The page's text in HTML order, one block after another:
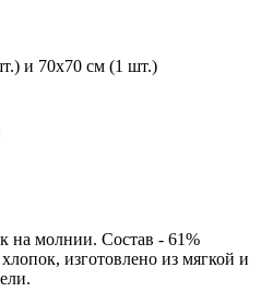
и 70х70 см (1 шт.)
на молнии. Состав - 61%
изготовлено из мягкой и